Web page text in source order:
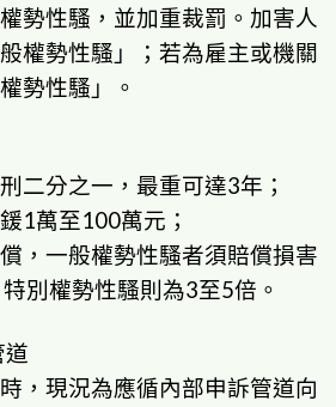
勢性騷，並加重裁罰。加害人
權勢性騷」；若為雇主或機關
勢性騷」。
二分之一，最重可達3年；
1萬至100萬元；
，一般權勢性騷者須賠償損害
別權勢性騷則為3至5倍。
道
，現況為應循內部申訴管道向